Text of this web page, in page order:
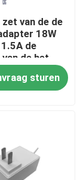
zet van de de
18W
de
de het
op
sturen